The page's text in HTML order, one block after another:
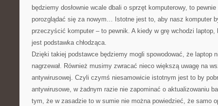
będziemy dosłownie wcale dbali o sprzęt komputerowy, to
porozglądać się za nowym… Istotne jest to, aby nasz komputer
przeczyścić komputer – to pewnik. A kiedy w grę wchodzi laptop,
jest podstawka chłodząca.
Dzięki takiej podstawce będziemy mogli spowodować, że laptop
nagrzewał. Również musimy zwracać nieco większą uwagę na
antywirusowej. Czyli czymś niesamowicie istotnym jest to by
antywirusowe, w żadnym razie nie zapominać o aktualizowaniu
tym, że w zasadzie to w sumie nie można powiedzieć, że samo